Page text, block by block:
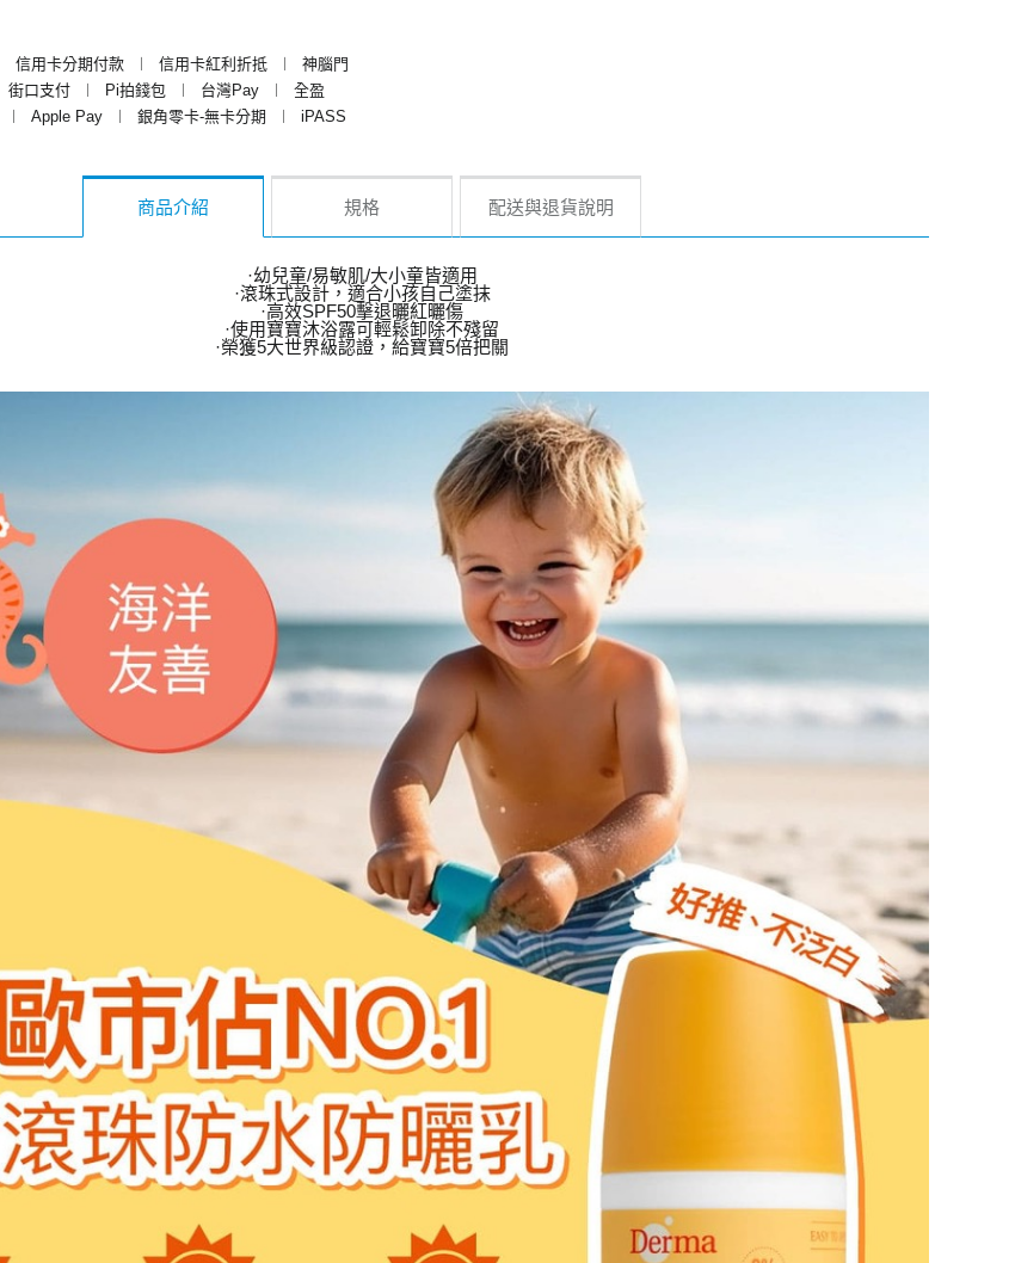
信用卡分期付款 ︱ 信用卡紅利折抵 ︱
神腦門
街口支付 ︱ Pi拍錢包 ︱ 台灣Pay ︱
全盈
︱ Apple Pay ︱ 銀角零卡-無卡分期 ︱
iPASS
商品介紹 規格 配送與退貨說明
·幼兒童/易敏肌/大小童皆適用
·滾珠式設計，適合小孩自己塗抹
·高效SPF50擊退曬紅曬傷
·使用寶寶沐浴露可輕鬆卸除不殘留
·榮獲5大世界級認證，給寶寶5倍把關